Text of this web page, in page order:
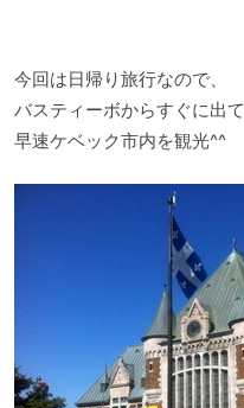
今回は日帰り旅行なので、
バスティーボからすぐに出て
早速ケベック市内を観光^^